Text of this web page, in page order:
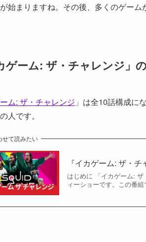
始まりますね。その後、多くのゲー
ゲーム: ザ・チャレンジ」
ム: ザ・チャレンジ 」は全10話構成に
人です。
せて読みたい
『イカゲーム: ザ・
はじめに 「イカゲーム:
ィーショーです。この番